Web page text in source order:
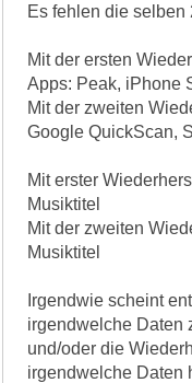
Es fehlen die selben
Mit der ersten
Apps: Peak, iPhone
Mit der zweiten
Google QuickScan,
Mit erster
Musiktitel
Mit der zweiten
Musiktitel
Irgendwie scheint
irgendwelche Daten
und/oder die
irgendwelche Daten